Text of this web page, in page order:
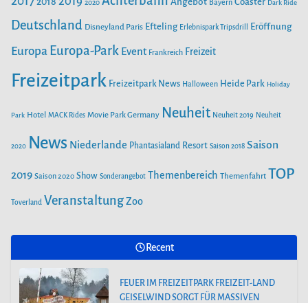
e
n
o
o
g
r
m
b
e
2020 Bayern Dark Ride
Deutschland Disneyland Paris Efteling Erlebnispark Tripsdrill Eröffnung
Europa Europa-Park Event Frankreich Freizeit
Freizeitpark Freizeitpark News Halloween Heide Park Holiday
Park Hotel MACK Rides Movie Park Germany Neuheit Neuheit 2019 Neuheit
2020 News Niederlande Phantasialand Resort Saison 2018 Saison
2019 Saison 2020 Show Sonderangebot Themenbereich Themenfahrt TOP
Toverland VeranstaltungZoo
Recent
FEUER IM FREIZEITPARK FREIZEIT-LAND
GEISELWIND SORGT FÜR MASSIVEN